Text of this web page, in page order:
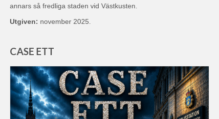
annars så fredliga staden vid Västkusten.
Utgiven: november 2025.
CASE ETT